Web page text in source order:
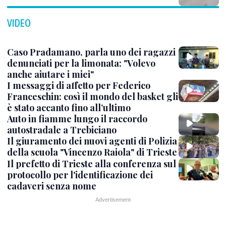
VIDEO
Caso Pradamano, parla uno dei ragazzi
denunciati per la limonata: "Volevo
anche aiutare i miei"
I messaggi di affetto per Federico
Franceschin: così il mondo del basket gli
è stato accanto fino all’ultimo
Auto in fiamme lungo il raccordo
autostradale a Trebiciano
Il giuramento dei nuovi agenti di Polizia
della scuola "Vincenzo Raiola" di Trieste
Il prefetto di Trieste alla conferenza sul
protocollo per l'identificazione dei
cadaveri senza nome